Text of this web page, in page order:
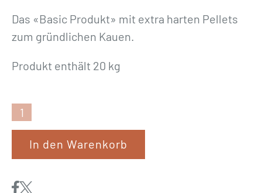
Das «Basic Produkt» mit extra harten Pellets
zum gründlichen Kauen.
Produkt enthält 20 kg
u
e
In den Warenkorb